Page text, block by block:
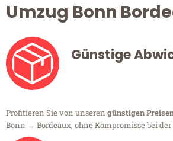
Umzug Bonn
Günstige
Profitieren Sie von unseren günstigen
Bonn → Bordeaux, ohne Kompromisse bei